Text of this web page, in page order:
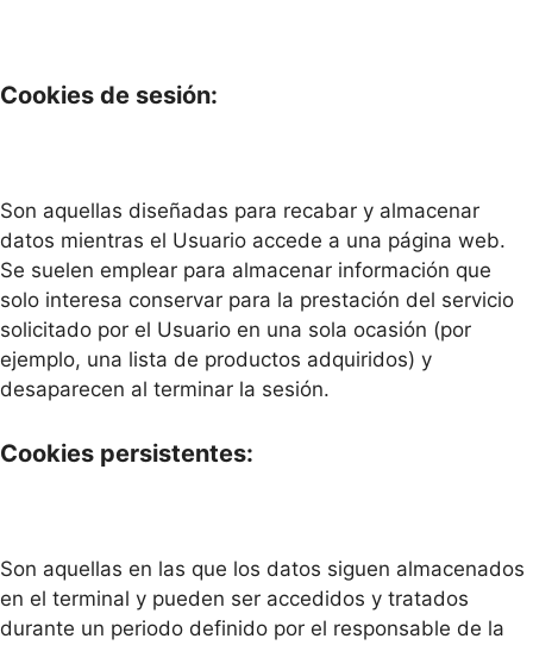
Cookies de sesión:
Son aquellas diseñadas para recabar y almacenar
datos mientras el Usuario accede a una página web.
Se suelen emplear para almacenar información que
solo interesa conservar para la prestación del servicio
solicitado por el Usuario en una sola ocasión (por
ejemplo, una lista de productos adquiridos) y
desaparecen al terminar la sesión.
Cookies persistentes:
Son aquellas en las que los datos siguen almacenados
en el terminal y pueden ser accedidos y tratados
durante un periodo definido por el responsable de la